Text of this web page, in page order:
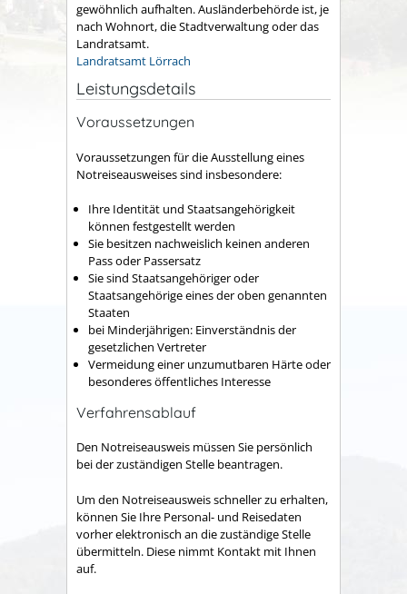
gewöhnlich aufhalten. Ausländerbehörde ist, je
nach Wohnort, die Stadtverwaltung oder das
Landratsamt.
Landratsamt Lörrach
Leistungsdetails
Voraussetzungen
Voraussetzungen für die Ausstellung eines
Notreiseausweises sind insbesondere:
Ihre Identität und Staatsangehörigkeit
können festgestellt werden
Sie besitzen nachweislich keinen anderen
Pass oder Passersatz
Sie sind Staatsangehöriger oder
Staatsangehörige eines der oben genannten
Staaten
bei Minderjährigen: Einverständnis der
gesetzlichen Vertreter
Vermeidung einer unzumutbaren Härte oder
besonderes öffentliches Interesse
Verfahrensablauf
Den Notreiseausweis müssen Sie persönlich
bei der zuständigen Stelle beantragen.
Um den Notreiseausweis schneller zu erhalten,
können Sie Ihre Personal- und Reisedaten
vorher elektronisch an die zuständige Stelle
übermitteln. Diese nimmt Kontakt mit Ihnen
auf.